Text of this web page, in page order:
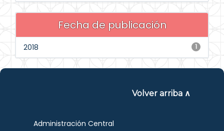
Fecha de publicación
1
2018
Volver arriba ∧
Administración Central